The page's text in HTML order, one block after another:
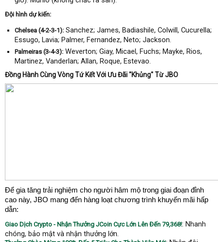
Đội hình dự kiến:
Chelsea (4-2-3-1): Sanchez; James, Badiashile, Colwill, Cucurella;
Essugo, Lavia; Palmer, Fernandez, Neto; Jackson.
Palmeiras (3-4-3): Weverton; Giay, Micael, Fuchs; Mayke, Rios,
Martinez, Vanderlan; Allan, Roque, Estevao.
Đồng Hành Cùng Vòng Tứ Kết Với Ưu Đãi "Khủng" Từ JBO
Để gia tăng trải nghiệm cho người hâm mộ trong giai đoạn đỉnh
cao này, JBO mang đến hàng loạt chương trình khuyến mãi hấp
dẫn:
Giao Dịch Crypto - Nhận Thưởng JCoin Cực Lớn Lên Đến 79,368!: Nhanh
chóng, bảo mật và nhận thưởng lớn.